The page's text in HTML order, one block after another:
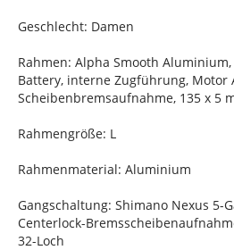
Geschlecht: Damen
Rahmen: Alpha Smooth
Battery, interne Zugführung, Motor
Scheibenbremsaufnahme, 135 x 5
Rahmengröße: L
Rahmenmaterial: Aluminium
Gangschaltung: Shimano Nexus 5-
Centerlock-
32-Loch